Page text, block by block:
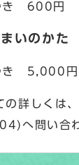
き 600円
いのかた
き 5,000円
詳しくは
へ問い合わ